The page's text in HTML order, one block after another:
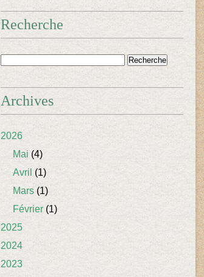
Recherche
Archives
2026
Mai (4)
Avril (1)
Mars (1)
Février (1)
2025
2024
2023